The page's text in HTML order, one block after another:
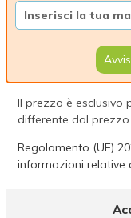
Il prezzo è esclusivo
differente dal
Regolamento (UE)
informazioni relative